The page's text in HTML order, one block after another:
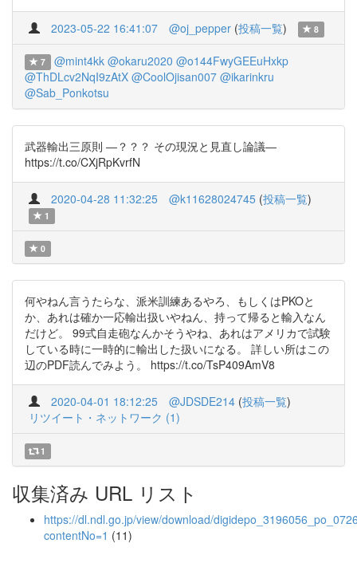
2023-05-22 16:41:07 @oj_pepper (投稿一覧) 8
7 @mint4kk @okaru2020 @o144FwyGEEuHxkp
@ThDLcv2NqI9zAtX @CoolOjisan007 @ikarinkru
@Sab_Ponkotsu
武器輸出三原則 ―？？？ その現況と見直し論議―
https://t.co/CXjRpKvrfN
2020-04-28 11:32:25 @k11628024745 (投稿一覧)
1
0
何やねん言うたらな、派米訓練あるやろ、もしくはPKOと
か、あれは確か一応輸出扱いやねん、持って帰ると輸入なん
だけど。 99式自走砲なんかそうやね、あれはアメリカで試験
している時に一時的に輸出した扱いになる。 詳しい所はこの
辺のPDF読んでみよう。 https://t.co/TsP409AmV8
2020-04-01 18:12:25 @JDSDE214 (投稿一覧)
リツイート・ネットワーク (1)
1
収集済み URL リスト
https://dl.ndl.go.jp/view/download/
contentNo=1 (11)